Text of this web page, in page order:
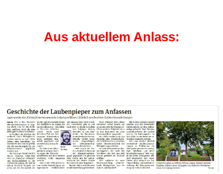
Aus aktuellem Anlass: